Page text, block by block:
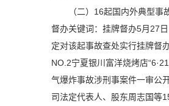
（二）16起国内外典型
督办关键词：挂牌督办5月27
定对该起事故查处实行挂牌督
NO.2宁夏银川富洋烧烤店
气爆炸事故涉刑事案件一审公
司法定代表人、股东周志国等